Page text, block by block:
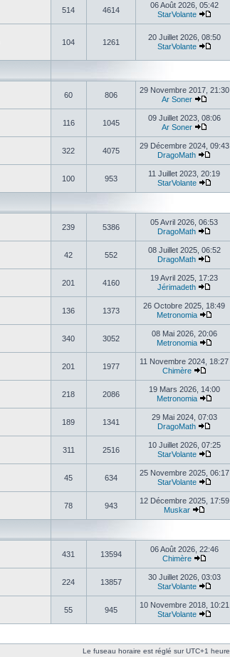
514 4614
06 Août 2026, 05:42
StarVolante
104 1261
20 Juillet 2026, 08:50
StarVolante
60 806
29 Novembre 2017, 21:30
Ar Soner
116 1045
09 Juillet 2023, 08:06
Ar Soner
322 4075
29 Décembre 2024, 09:43
DragoMath
100 953
11 Juillet 2023, 20:19
StarVolante
239 5386
05 Avril 2026, 06:53
DragoMath
42 552
08 Juillet 2025, 06:52
DragoMath
201 4160
19 Avril 2025, 17:23
Jérimadeth
136 1373
26 Octobre 2025, 18:49
Metronomia
340 3052
08 Mai 2026, 20:06
Metronomia
201 1977
11 Novembre 2024, 18:27
Chimère
218 2086
19 Mars 2026, 14:00
Metronomia
189 1341
29 Mai 2024, 07:03
DragoMath
311 2516
10 Juillet 2026, 07:25
StarVolante
45 634
25 Novembre 2025, 06:17
StarVolante
78 943
12 Décembre 2025, 17:59
Muskar
431 13594
06 Août 2026, 22:46
Chimère
224 13857
30 Juillet 2026, 03:03
StarVolante
55 945
10 Novembre 2018, 10:21
StarVolante
Le fuseau horaire est réglé sur UTC+1 heure